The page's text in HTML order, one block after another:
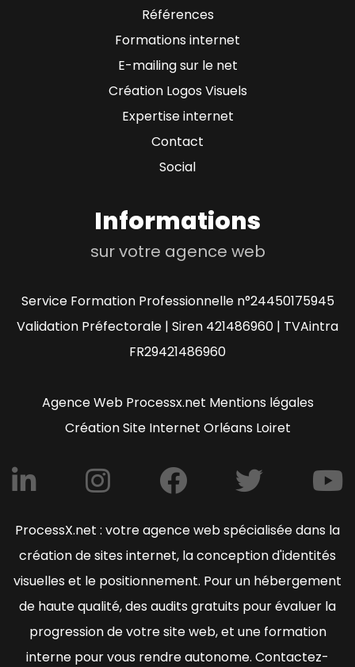
Références
Formations internet
E-mailing sur le net
Création Logos Visuels
Expertise internet
Contact
Social
Informations
sur votre agence web
Service Formation Professionnelle n°24450175945
Validation Préfectorale | Siren 421486960 | TVAintra
FR29421486960
Agence Web Processx.net Mentions légales
Création Site Internet Orléans Loiret
ProcessX.net : votre agence web spécialisée dans la
création de sites internet, la conception d'identités
visuelles et le positionnement. Pour un hébergement
de haute qualité, des audits gratuits pour évaluer la
progression de votre site web, et une formation
interne pour vous rendre autonome. Contactez-